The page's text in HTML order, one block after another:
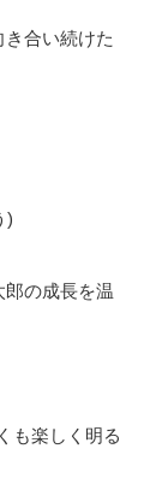
合い続けた
)
の成長を温
も楽しく明る